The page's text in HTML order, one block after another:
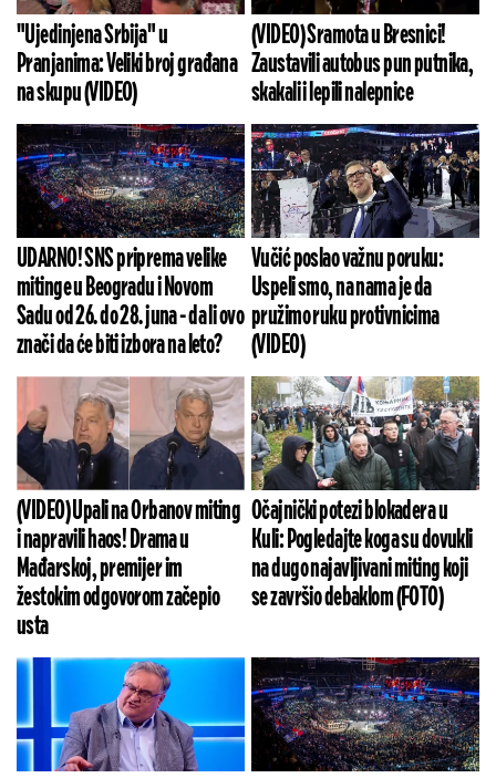
"Ujedinjena Srbija" u
Pranjanima: Veliki broj građana
na skupu (VIDEO)
(VIDEO) Sramota u Bresnici!
Zaustavili autobus pun putnika,
skakali i lepili nalepnice
UDARNO! SNS priprema velike
mitinge u Beogradu i Novom
Sadu od 26. do 28. juna - da li ovo
znači da će biti izbora na leto?
Vučić poslao važnu poruku:
Uspeli smo, na nama je da
pružimo ruku protivnicima
(VIDEO)
(VIDEO) Upali na Orbanov miting
i napravili haos! Drama u
Mađarskoj, premijer im
žestokim odgovorom začepio
usta
Očajnički potezi blokadera u
Kuli: Pogledajte koga su dovukli
na dugo najavljivani miting koji
se završio debaklom (FOTO)